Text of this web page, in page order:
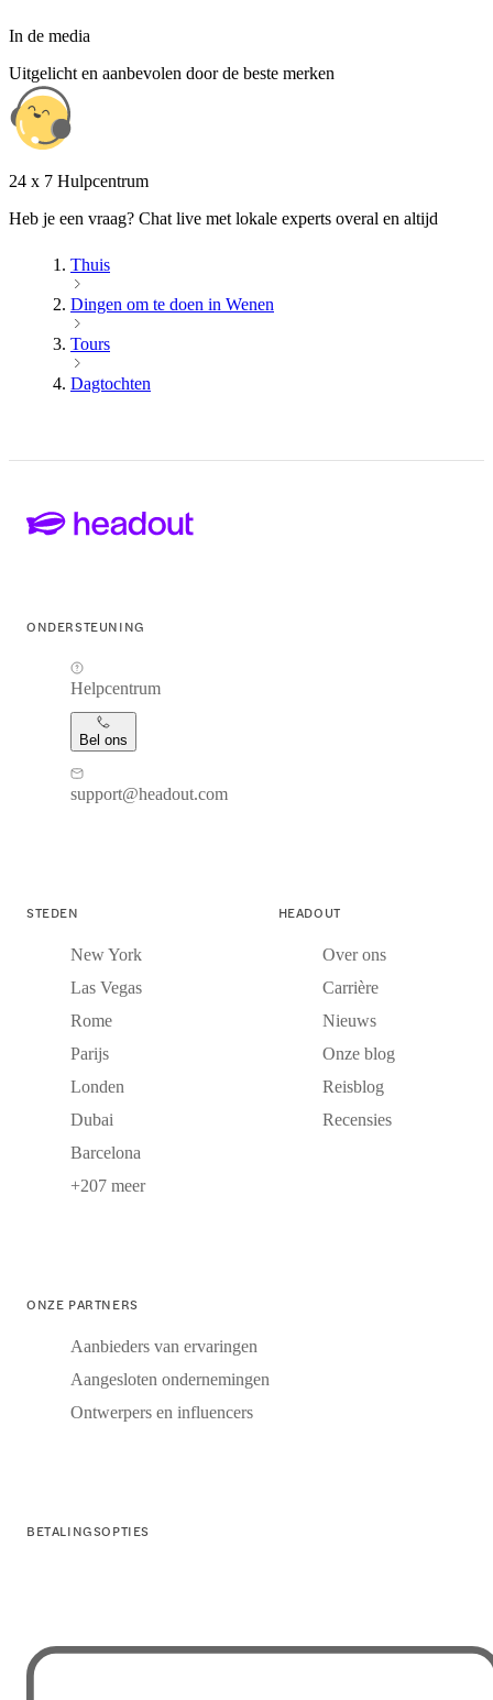
In de media
Uitgelicht en aanbevolen door de beste merken
24 x 7 Hulpcentrum
Heb je een vraag? Chat live met lokale experts overal en altijd
Thuis
Dingen om te doen in Wenen
Tours
Dagtochten
ONDERSTEUNING
Helpcentrum
Bel ons
support@headout.com
STEDEN
New York
Las Vegas
Rome
Parijs
Londen
Dubai
Barcelona
+207 meer
HEADOUT
Over ons
Carrière
Nieuws
Onze blog
Reisblog
Recensies
ONZE PARTNERS
Aanbieders van ervaringen
Aangesloten ondernemingen
Ontwerpers en influencers
BETALINGSOPTIES